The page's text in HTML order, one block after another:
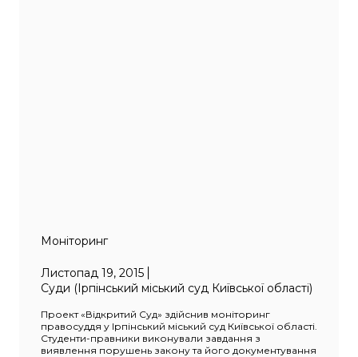
Моніторинг
Листопад 19, 2015
Суди (Ірпінський міський суд Київської області)
Проект «Відкритий Суд» здійснив моніторинг
правосуддя у Ірпінський міський суд Київської області.
Студенти-правники виконували завдання з
виявлення порушень закону та його документування